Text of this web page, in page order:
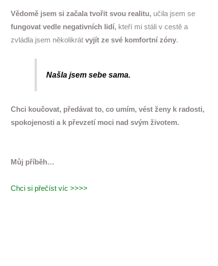
Vědomě jsem si začala tvořit svou realitu, učila jsem se
fungovat vedle negativních lidí, kteří mi stáli v cestě a
zvládla jsem několikrátvyjít ze své komfortní zóny.
Našla jsem sebe sama.
Chci koučovat, předávat to, co umím, vést ženy k radosti,
spokojenosti a k převzetí moci nad svým životem.
Můj příběh…
Chci si přečíst víc >>>>